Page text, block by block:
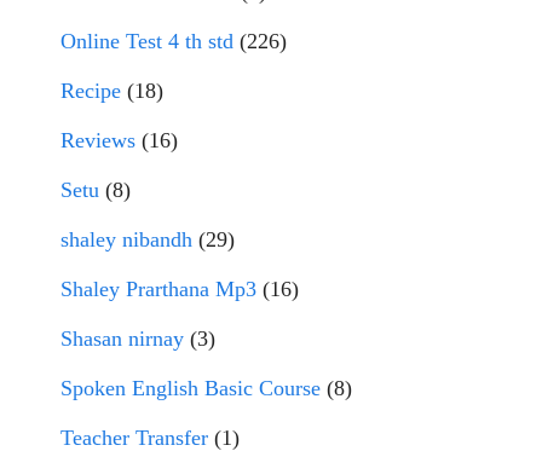
Online Test 4 th std (226)
Recipe (18)
Reviews (16)
Setu (8)
shaley nibandh (29)
Shaley Prarthana Mp3 (16)
Shasan nirnay (3)
Spoken English Basic Course (8)
Teacher Transfer (1)